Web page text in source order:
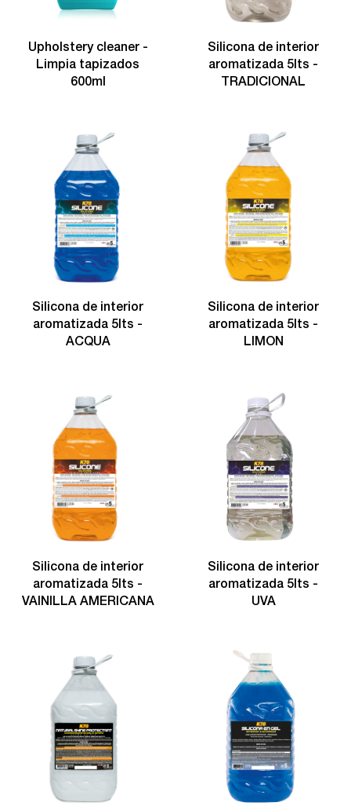
Upholstery cleaner -
Limpia tapizados
600ml
Silicona de interior
aromatizada 5lts -
TRADICIONAL
Silicona de interior
aromatizada 5lts -
ACQUA
Silicona de interior
aromatizada 5lts -
LIMON
Silicona de interior
aromatizada 5lts -
VAINILLA AMERICANA
Silicona de interior
aromatizada 5lts -
UVA